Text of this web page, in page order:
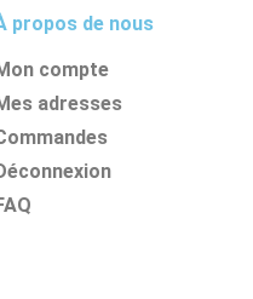
propos de nous
compte
adresses